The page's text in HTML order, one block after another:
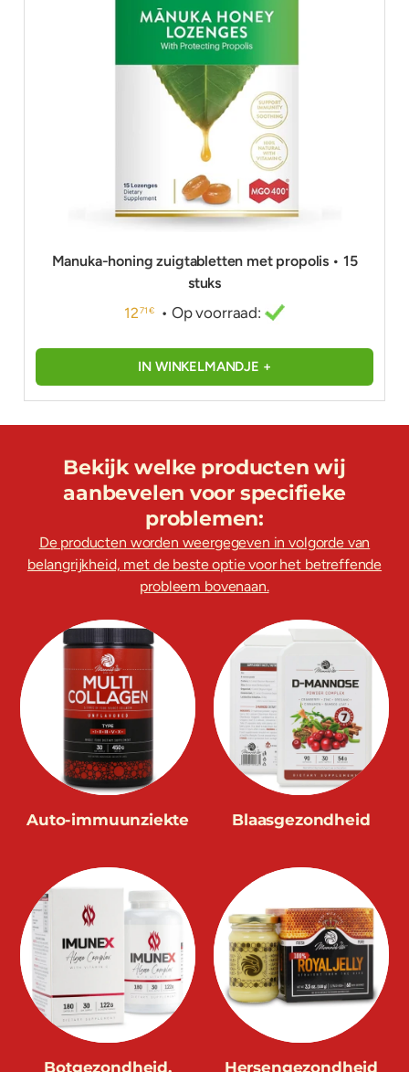
Manuka-honing zuigtabletten met propolis • 15
stuks
1271 € • Op voorraad:
IN WINKELMANDJE +
Bekijk welke producten wij
aanbevelen voor specifieke
problemen:
De producten worden weergegeven in volgorde van
belangrijkheid, met de beste optie voor het betreffende
probleem bovenaan.
Auto-immuunziekte Blaasgezondheid
Botgezondheid,
Hersengezondheid